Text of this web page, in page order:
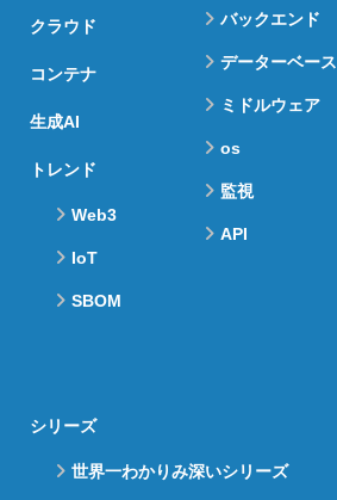
クラウド
コンテナ
生成AI
トレンド
Web3
IoT
SBOM
バックエンド
データーベース
ミドルウェア
os
監視
API
シリーズ
世界一わかりみ深いシリーズ